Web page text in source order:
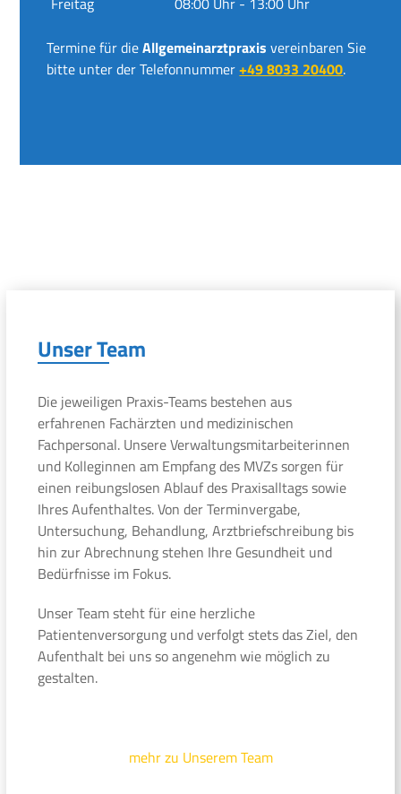
Termine für dieAllgemeinarztpraxis vereinbaren Sie
bitte unter der Telefonnummer+49 8033 20400.
Unser Team
Die jeweiligen Praxis-Teams bestehen aus
erfahrenen Fachärzten und medizinischen
Fachpersonal. Unsere Verwaltungsmitarbeiterinnen
und Kolleginnen am Empfang des MVZs sorgen für
einen reibungslosen Ablauf des Praxisalltags sowie
Ihres Aufenthaltes. Von der Terminvergabe,
Untersuchung, Behandlung, Arztbriefschreibung bis
hin zur Abrechnung stehen Ihre Gesundheit und
Bedürfnisse im Fokus.
Unser Team steht für eine herzliche
Patientenversorgung und verfolgt stets das Ziel, den
Aufenthalt bei uns so angenehm wie möglich zu
gestalten.
mehr zu Unserem Team